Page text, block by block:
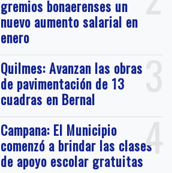
gremios bonaerenses un
nuevo aumento salarial en
enero
3
Quilmes: Avanzan las obras
de pavimentación de 13
cuadras en Bernal
4
Campana: El Municipio
comenzó a brindar las clases
de apoyo escolar gratuitas